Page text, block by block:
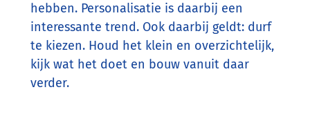
hebben. Personalisatie is daarbij een
interessante trend. Ook daarbij geldt: durf
te kiezen. Houd het klein en overzichtelijk,
kijk wat het doet en bouw vanuit daar
verder.